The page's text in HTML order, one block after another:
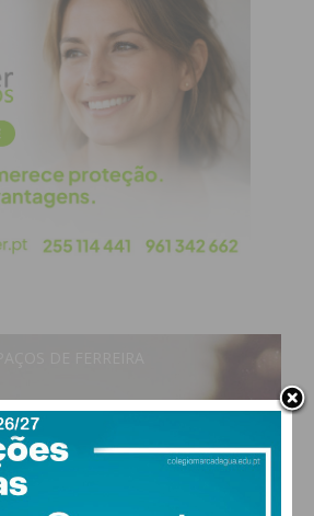
clear sky
vento: 1m/s SO
MAX 19 • MIN 19